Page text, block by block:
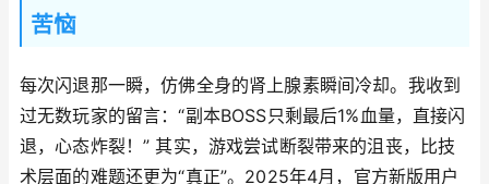
苦恼
每次闪退那一瞬，仿佛全身的肾上腺素瞬间冷却。我收到
过无数玩家的留言：“副本BOSS只剩最后1%血量，直接闪
退，心态炸裂！” 其实，游戏尝试断裂带来的沮丧，比技
术层面的难题还更为“真正”。2025年4月，官方新版用户